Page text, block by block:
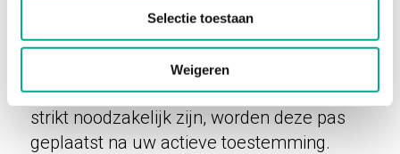
Selectie toestaan
Weigeren
Wij gebruiken cookies om onze websites
goed te laten functioneren, het gebruik te
analyseren en onze marketingactiviteiten
te optimaliseren. Voor zover cookies niet
strikt noodzakelijk zijn, worden deze pas
geplaatst na uw actieve toestemming.